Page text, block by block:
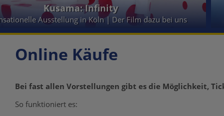
Kusama: Infinity
Ausstellung in Köln | Der Film dazu bei uns
Online Käufe
Bei fast allen Vorstellungen gibt es die Möglichkeit,
So funktioniert es: